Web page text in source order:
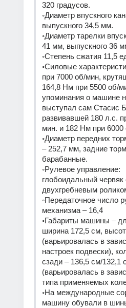
320 градусов.
◦Диаметр впускного
выпускного 34,5 мм.
◦Диаметр тарелки
41 мм, выпускного 36
◦Степень сжатия 11,5
◦Силовые
при 7000 об/мин,
164,8 Нм при 5500 об/
упоминания о машине
выступал сам Стасис
развивавшей 180 л.с.
мин. и 182 Нм при 6000
◦Диаметр передних
– 252,7 мм, задние
барабанные.
◦Рулевое управление:
глобоидальный червяк
двухгребневым
◦Передаточное число
механизма – 16,4
◦Габариты машины –
ширина 172,5 см,
(варьировалась в
настроек подвески),
сзади – 136,5 см/132,1
(варьировалась в
типа применяемых
◦На международные
машину обували в